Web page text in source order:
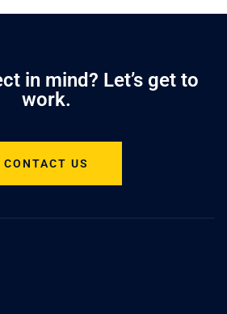
in mind? Let’s get to
work.
CONTACT US